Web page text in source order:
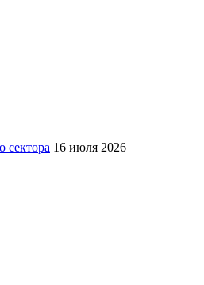
сектора 16 июля 2026